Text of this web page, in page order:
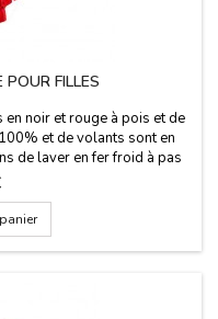
FILLES
noir et rouge à pois et de
et de volants sont en
de laver en fer froid à pas
disponible en deux couleurs
mois à 14 ans.